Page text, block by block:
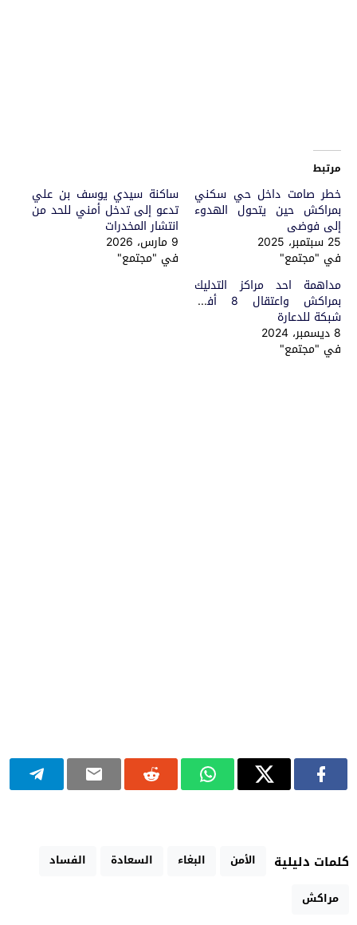
مرتبط
خطر صامت داخل حي سكني
بمراكش حين يتحول الهدوء
إلى فوضى
25 سبتمبر، 2025
في "مجتمع"
ساكنة سيدي يوسف بن علي
تدعو إلى تدخل أمني للحد من
انتشار المخدرات
9 مارس، 2026
في "مجتمع"
مداهمة احد مراكز التدليك
بمراكش واعتقال 8 أفراد
شبكة للدعارة
8 ديسمبر، 2024
في "مجتمع"
كلمات دليلية الأمن البغاء السعادة
الفساد
مراكش